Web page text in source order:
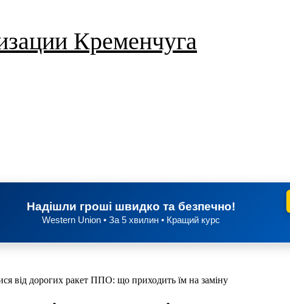
Кременчуга
Надішли гроші швидко та безпечно!
Western Union • За 5 хвилин • Кращий курс
від дорогих ракет ППО: що приходить їм на заміну